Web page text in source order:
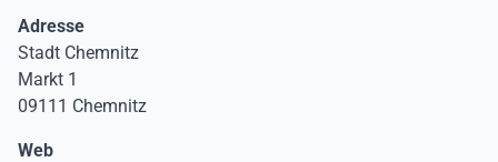
Adresse
Stadt Chemnitz
Markt 1
09111 Chemnitz
Web